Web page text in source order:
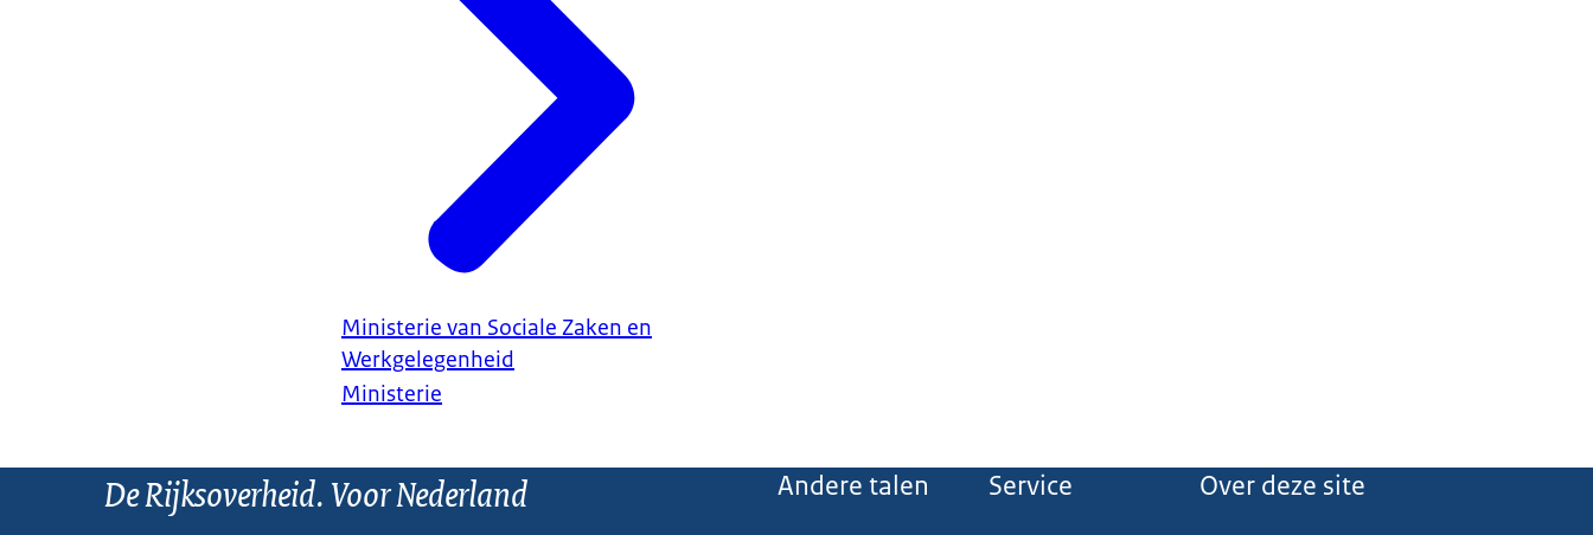
Ministerie van Sociale Zaken en
Werkgelegenheid
Ministerie
De Rijksoverheid. Voor Nederland Andere talen Service Over deze site